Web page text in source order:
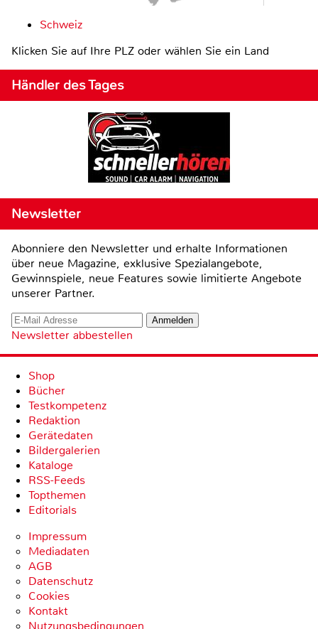
Schweiz
Klicken Sie auf Ihre PLZ oder wählen Sie ein Land
Händler des Tages
Newsletter
Abonniere den Newsletter und erhalte Informationen
über neue Magazine, exklusive Spezialangebote,
Gewinnspiele, neue Features sowie limitierte Angebote
unserer Partner.
Newsletter abbestellen
Shop
Bücher
Testkompetenz
Redaktion
Gerätedaten
Bildergalerien
Kataloge
RSS-Feeds
Topthemen
Editorials
Impressum
Mediadaten
AGB
Datenschutz
Cookies
Kontakt
Nutzungsbedingungen